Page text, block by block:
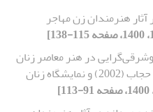
هنرمندان زن مهاجر
در هنر معاصر زنان
خاورمیانه مطالعة نمایشگاه شکستن حجاب (2002) و نمایشگاه زنان